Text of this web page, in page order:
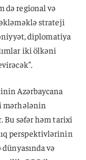
də regional və
strateji
diplomatiya
iki ölkəni
Azərbaycana
mərhələnin
Bu səfər həm tarixi
perspektivlərinin
və